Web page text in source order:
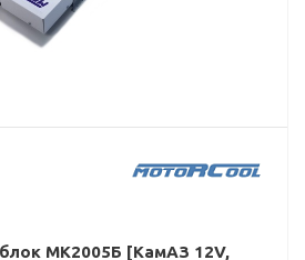
МК2005Б [КамАЗ 12V,